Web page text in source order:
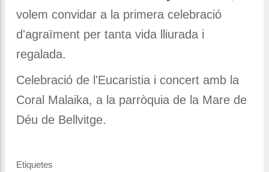
volem convidar a la primera celebració
d'agraïment per tanta vida lliurada i
regalada.
Celebració de l'Eucaristia i concert amb la
Coral Malaika, a la parròquia de la Mare de
Déu de Bellvitge.
Etiquetes